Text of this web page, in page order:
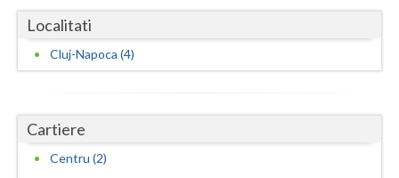
Vaslui
Vrancea
Localitati
Cluj-Napoca (4)
Cartiere
Centru (2)